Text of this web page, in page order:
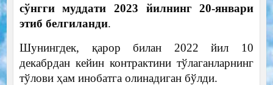
сўнгги муддати 2023 йилнинг 20-январи
этиб белгиланди.
Шунингдек, қарор билан 2022 йил 10
декабрдан кейин контрактини тўлаганларнинг
тўлови ҳам инобатга олинадиган бўлди.